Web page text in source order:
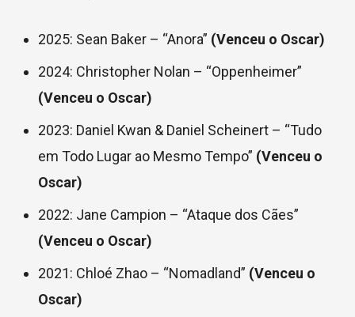
2025: Sean Baker – “Anora” (Venceu o Oscar)
2024: Christopher Nolan – “Oppenheimer”
(Venceu o Oscar)
2023: Daniel Kwan & Daniel Scheinert – “Tudo
em Todo Lugar ao Mesmo Tempo” (Venceu o
Oscar)
2022: Jane Campion – “Ataque dos Cães”
(Venceu o Oscar)
2021: Chloé Zhao – “Nomadland” (Venceu o
Oscar)